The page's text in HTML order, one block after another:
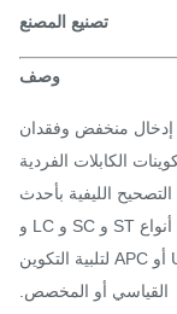
تصنيع المصنع
وصف
منخفض وفقدان
الفردية
الليفية بأحدث
الموصلات وهي متوفرة في أي مجموعة من أنواع ST و SC و LC و
MTRJ مع أجهزة الكمبيوتر الشخصي أو UPC أو APC لتلبية التكوين
أو المخصص.